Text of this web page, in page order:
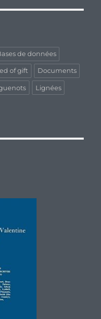
de données
of gift Documents
Lignées